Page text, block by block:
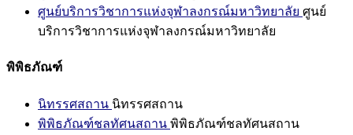
ศูนย์บริการวิชาการแห่งจุฬาลงกรณ์มหาวิทยาลัย ศูนย์
บริการวิชาการแห่งจุฬาลงกรณ์มหาวิทยาลัย
พิพิธภัณฑ์
นิทรรศสถาน นิทรรศสถาน
พิพิธภัณฑ์ชลทัศนสถาน พิพิธภัณฑ์ชลทัศนสถาน